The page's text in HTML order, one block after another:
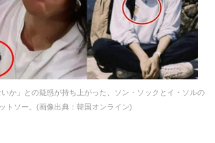
いか」との疑惑が持ち上がった、ソン・ソックとイ・ソルの
トソー。(画像出典：韓国オンライン)